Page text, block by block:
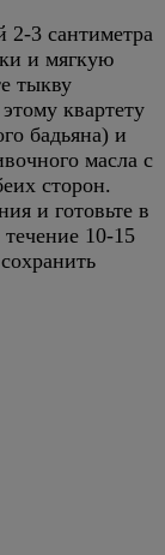
2-3 сантиметра
и мягкую
тыкву
квартету
бадьяна) и
масла с
сторон.
и готовьте в
течение 10-15